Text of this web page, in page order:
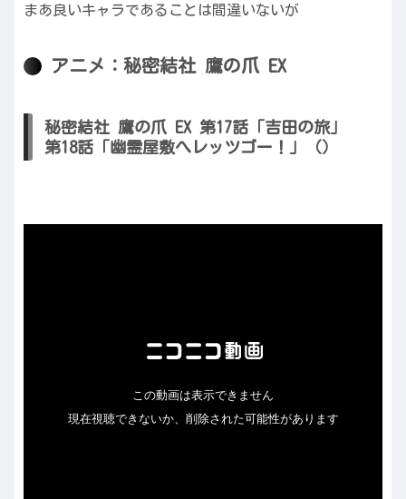
まあ良いキャラであることは間違いないが
アニメ：秘密結社 鷹の爪 EX
秘密結社 鷹の爪 EX 第17話「吉田の旅」
第18話「幽霊屋敷へレッツゴー！」（）